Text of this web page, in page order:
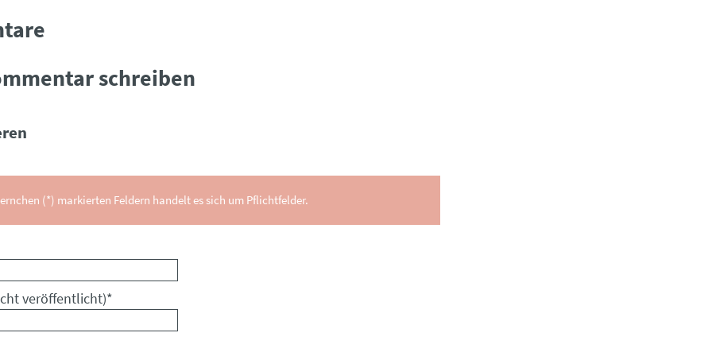
schreiben
(*) markierten Feldern handelt es sich um Pflichtfelder.
veröffentlicht)*